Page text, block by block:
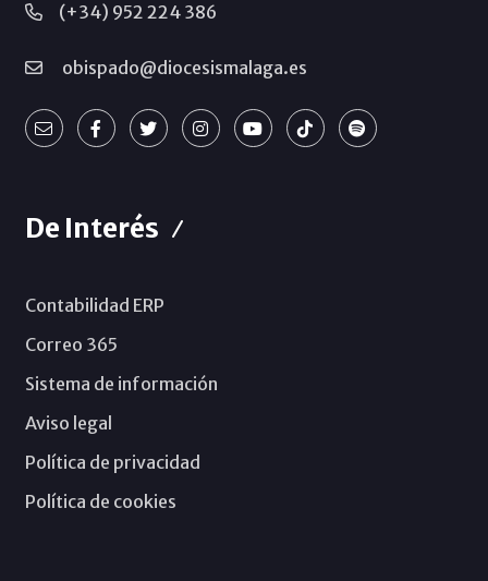
(+34) 952 224 386
obispado@diocesismalaga.es
De Interés
Contabilidad ERP
Correo 365
Sistema de información
Aviso legal
Política de privacidad
Política de cookies